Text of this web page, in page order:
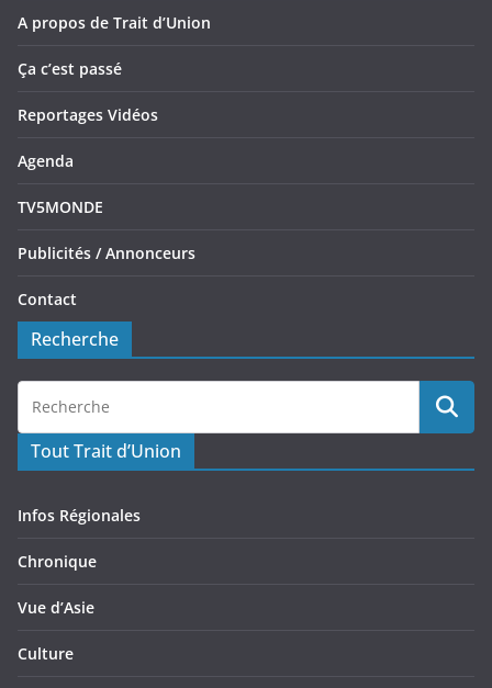
A propos de Trait d’Union
Ça c’est passé
Reportages Vidéos
Agenda
TV5MONDE
Publicités / Annonceurs
Contact
Recherche
Tout Trait d’Union
Infos Régionales
Chronique
Vue d’Asie
Culture